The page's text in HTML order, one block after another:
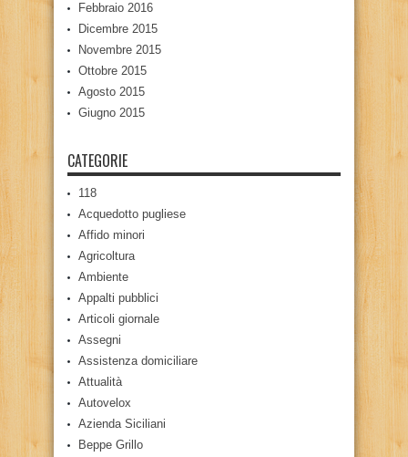
Febbraio 2016
Dicembre 2015
Novembre 2015
Ottobre 2015
Agosto 2015
Giugno 2015
CATEGORIE
118
Acquedotto pugliese
Affido minori
Agricoltura
Ambiente
Appalti pubblici
Articoli giornale
Assegni
Assistenza domiciliare
Attualità
Autovelox
Azienda Siciliani
Beppe Grillo